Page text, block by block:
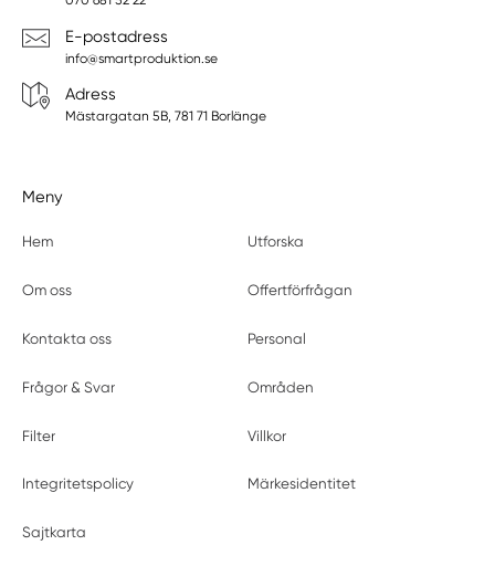
E-postadress
info@smartproduktion.se
Adress
Mästargatan 5B, 781 71 Borlänge
Meny
Hem Utforska
Om oss Offertförfrågan
Kontakta oss Personal
Frågor & Svar Områden
Filter Villkor
Integritetspolicy Märkesidentitet
Sajtkarta